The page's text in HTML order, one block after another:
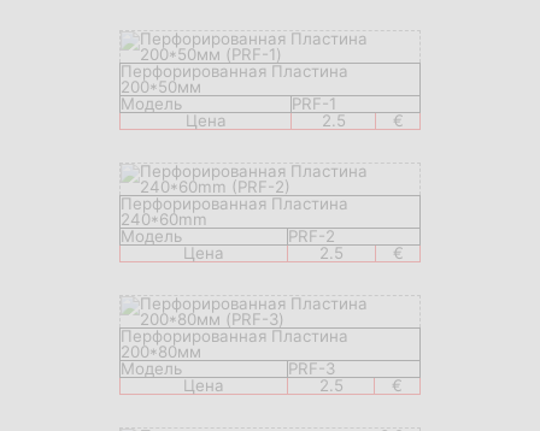
Перфорированная Пластина
200*50мм
Модель
PRF-1
Цена
2.5 €
Перфорированная Пластина
240*60mm
Модель
PRF-2
Цена
2.5 €
Перфорированная Пластина
200*80мм
Модель
PRF-3
Цена
2.5 €